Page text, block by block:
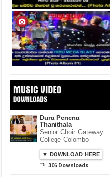
Dura Penena
Thanithala
Senior Choir Gateway
College Colombo
▼ DOWNLOAD HERE
⤵ 306 Downloads